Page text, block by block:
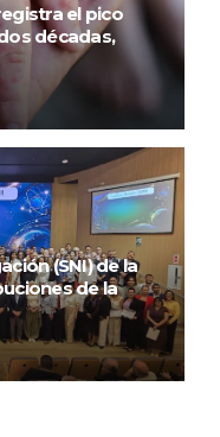
el pico
décadas,
(SNI) de la
de la